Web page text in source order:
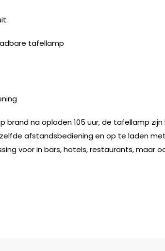
tafellamp
brand na opladen 105 uur, de tafellamp
afstandsbediening en op te laden
voor in bars, hotels, restaurants, maar